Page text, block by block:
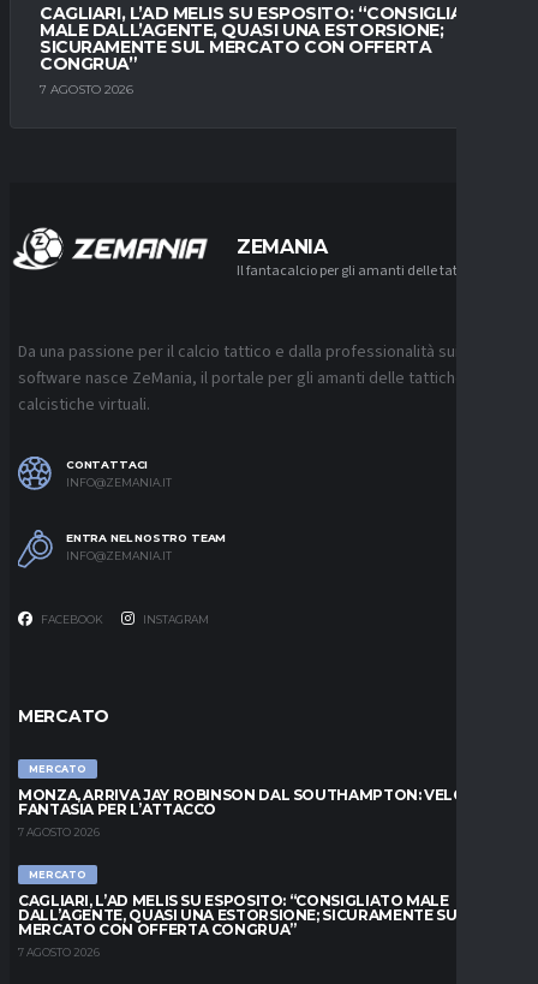
CAGLIARI, L’AD MELIS SU ESPOSITO: “CONSIGLIATO
MALE DALL’AGENTE, QUASI UNA ESTORSIONE;
SICURAMENTE SUL MERCATO CON OFFERTA
CONGRUA”
7 AGOSTO 2026
ZEMANIA
Il fantacalcio per gli amanti delle tattiche
Da una passione per il calcio tattico e dalla professionalità sui
software nasce ZeMania, il portale per gli amanti delle tattiche
calcistiche virtuali.
CONTATTACI
INFO@ZEMANIA.IT
ENTRA NEL NOSTRO TEAM
INFO@ZEMANIA.IT
FACEBOOK INSTAGRAM
MERCATO
MERCATO
MONZA, ARRIVA JAY ROBINSON DAL SOUTHAMPTON: VELOCITÀ E
FANTASIA PER L’ATTACCO
7 AGOSTO 2026
MERCATO
CAGLIARI, L’AD MELIS SU ESPOSITO: “CONSIGLIATO MALE
DALL’AGENTE, QUASI UNA ESTORSIONE; SICURAMENTE SUL
MERCATO CON OFFERTA CONGRUA”
7 AGOSTO 2026